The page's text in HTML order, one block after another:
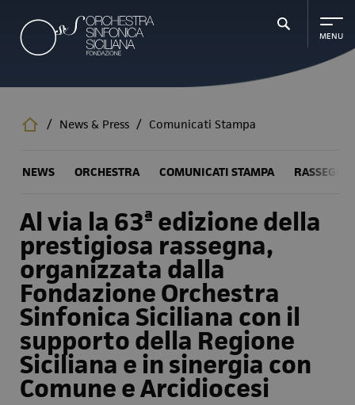
contenuto
principale
/ News & Press / Comunicati Stampa
NEWS ORCHESTRA COMUNICATI STAMPA
Al via la 63ª edizione della
prestigiosa rassegna,
organizzata dalla
Fondazione Orchestra
Sinfonica Siciliana con il
supporto della Regione
Siciliana e in sinergia con
Comune e Arcidiocesi